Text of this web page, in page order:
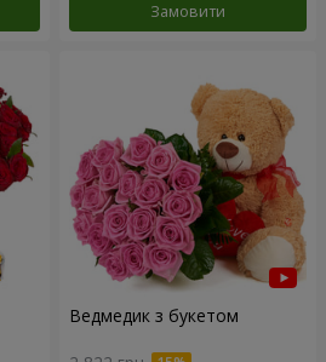
Замовити
Ведмедик з букетом